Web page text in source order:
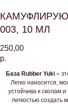
003, 10 МЛ
250,00
р.
База Rubber Yuki –
Легко наносится,
устойчива к сколам
легкостью создать